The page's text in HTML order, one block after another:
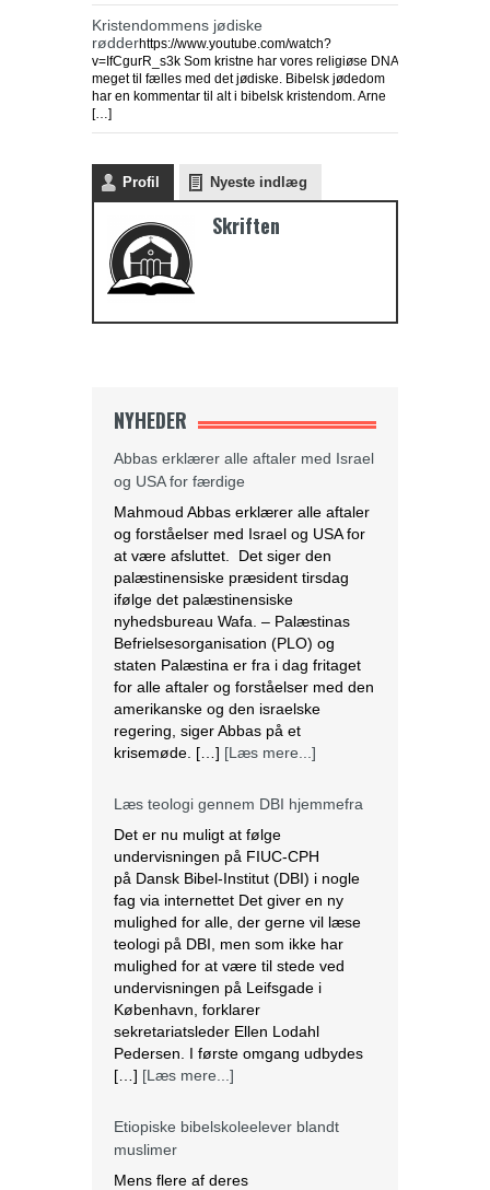
Kristendommens jødiske
rødderhttps://www.youtube.com/watch?
v=IfCgurR_s3k Som kristne har vores religiøse DNA
meget til fælles med det jødiske. Bibelsk jødedom
har en kommentar til alt i bibelsk kristendom. Arne
[…]
Profil Nyeste indlæg
Skriften
NYHEDER
Abbas erklærer alle aftaler med Israel
og USA for færdige
Mahmoud Abbas erklærer alle aftaler
og forståelser med Israel og USA for
at være afsluttet. Det siger den
palæstinensiske præsident tirsdag
ifølge det palæstinensiske
nyhedsbureau Wafa. – Palæstinas
Befrielsesorganisation (PLO) og
staten Palæstina er fra i dag fritaget
for alle aftaler og forståelser med den
amerikanske og den israelske
regering, siger Abbas på et
krisemøde. […] [Læs mere...]
Læs teologi gennem DBI hjemmefra
Det er nu muligt at følge
undervisningen på FIUC-CPH
på Dansk Bibel-Institut (DBI) i nogle
fag via internettet Det giver en ny
mulighed for alle, der gerne vil læse
teologi på DBI, men som ikke har
mulighed for at være til stede ved
undervisningen på Leifsgade i
København, forklarer
sekretariatsleder Ellen Lodahl
Pedersen. I første omgang udbydes
[…] [Læs mere...]
Etiopiske bibelskoleelever blandt
muslimer
Mens flere af deres